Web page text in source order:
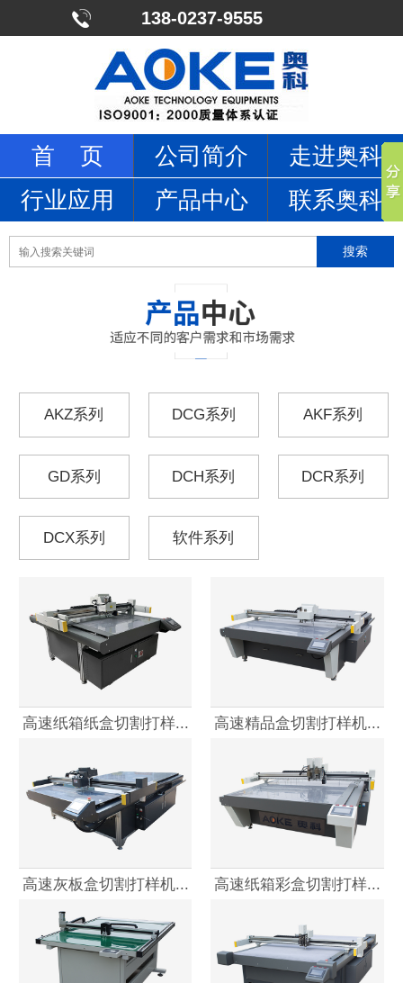
138-0237-9555
首 页 公司简介
走进奥科
行业应用
产品中心 联系奥科
AKZ系列 DCG系列 AKF系列
GD系列 DCH系列 DCR系列
DCX系列 软件系列
高速纸箱纸盒切割打样... 高速精品盒切割打样机...
高速灰板盒切割打样机... 高速纸箱彩盒切割打样...